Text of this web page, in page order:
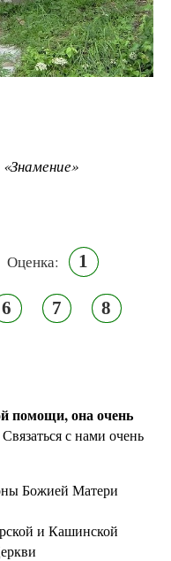
Оценка: 1
6 7 8
помощи, она очень
Связаться с нами очень
Божией Матери
и Кашинской